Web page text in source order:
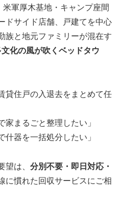
軍厚木基地・キャンプ座間
ドサイド店舗、戸建てを中心
族と地元ファミリーが混在す
化の風が吹くベッドタウ
貸住戸の入退去をまとめて任
家まるごと整理したい」
什器を一括処分したい」
望は、 分別不要・即日対応・
に慣れた回収サービスにご相